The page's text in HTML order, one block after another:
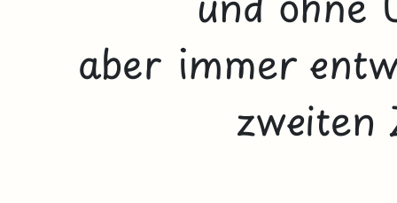
aber immer
zweiten